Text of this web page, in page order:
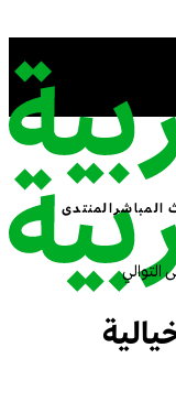
المباشرالمنتدى
التوالي